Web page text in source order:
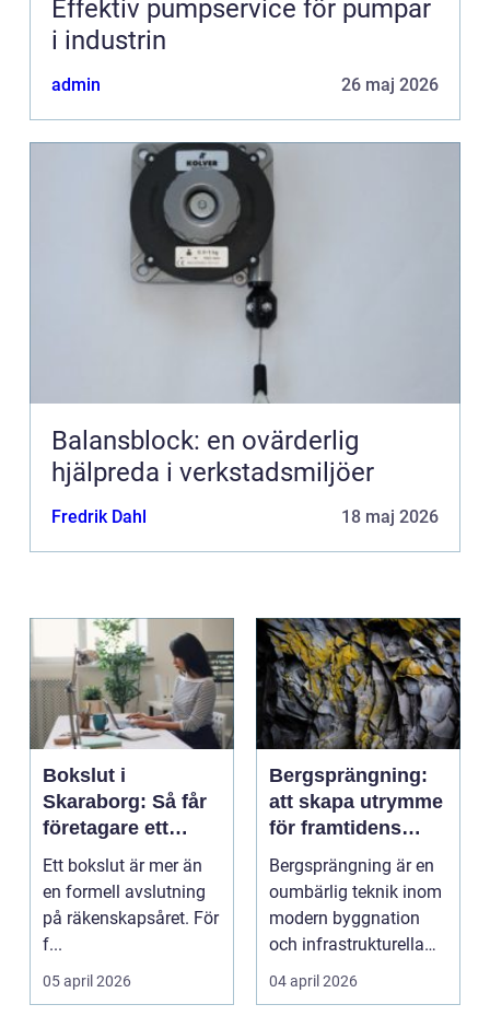
Effektiv pumpservice för pumpar
i industrin
admin 26 maj 2026
Balansblock: en ovärderlig
hjälpreda i verkstadsmiljöer
Fredrik Dahl 18 maj 2026
Bokslut i
Skaraborg: Så får
företagare ett
tryggt avslut på
året
Ett bokslut är mer än
en formell avslutning
på räkenskapsåret. För
f...
05 april 2026
Bergsprängning:
att skapa utrymme
för framtidens
infrastruktur
Bergsprängning är en
oumbärlig teknik inom
modern byggnation
och infrastrukturella
fr...
04 april 2026